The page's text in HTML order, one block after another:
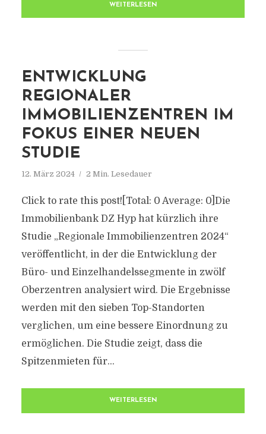
WEITERLESEN
ENTWICKLUNG
REGIONALER
IMMOBILIENZENTREN IM
FOKUS EINER NEUEN
STUDIE
12. März 2024 2 Min. Lesedauer
Click to rate this post![Total: 0 Average: 0]Die
Immobilienbank DZ Hyp hat kürzlich ihre
Studie „Regionale Immobilienzentren 2024“
veröffentlicht, in der die Entwicklung der
Büro- und Einzelhandelssegmente in zwölf
Oberzentren analysiert wird. Die Ergebnisse
werden mit den sieben Top-Standorten
verglichen, um eine bessere Einordnung zu
ermöglichen. Die Studie zeigt, dass die
Spitzenmieten für...
WEITERLESEN